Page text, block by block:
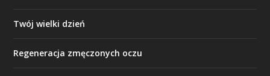
Twój wielki dzień
Regeneracja zmęczonych oczu